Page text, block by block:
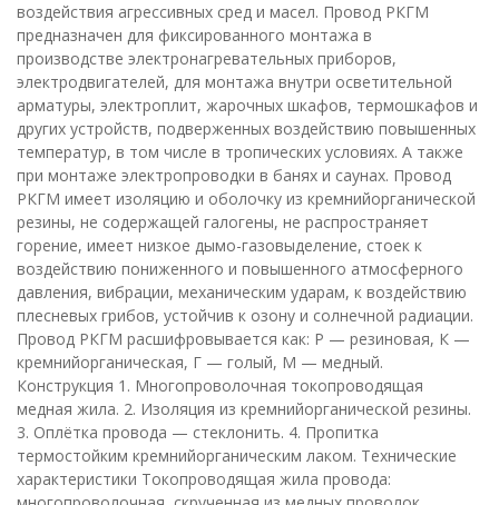
воздействия агрессивных сред и масел. Провод РКГМ
предназначен для фиксированного монтажа в
производстве электронагревательных приборов,
электродвигателей, для монтажа внутри осветительной
арматуры, электроплит, жарочных шкафов, термошкафов и
других устройств, подверженных воздействию повышенных
температур, в том числе в тропических условиях. А также
при монтаже электропроводки в банях и саунах. Провод
РКГМ имеет изоляцию и оболочку из кремнийорганической
резины, не содержащей галогены, не распространяет
горение, имеет низкое дымо-газовыделение, стоек к
воздействию пониженного и повышенного атмосферного
давления, вибрации, механическим ударам, к воздействию
плесневых грибов, устойчив к озону и солнечной радиации.
Провод РКГМ расшифровывается как: Р — резиновая, К —
кремнийорганическая, Г — голый, М — медный.
Конструкция 1. Многопроволочная токопроводящая
медная жила. 2. Изоляция из кремнийорганической резины.
3. Оплётка провода — стеклонить. 4. Пропитка
термостойким кремнийорганическим лаком. Технические
характеристики Токопроводящая жила провода: